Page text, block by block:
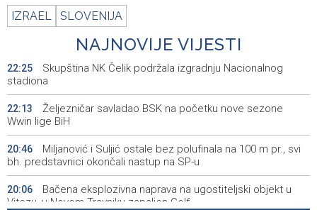
IZRAEL SLOVENIJA
NAJNOVIJE VIJESTI
22:25
Skupština NK Čelik podržala izgradnju Nacionalnog
stadiona
22:13
Željezničar savladao BSK na početku nove sezone
Wwin lige BiH
20:46
Miljanović i Suljić ostale bez polufinala na 100 m pr., svi
bh. predstavnici okončali nastup na SP-u
20:06
Bačena eksplozivna naprava na ugostiteljski objekt u
Vitezu, u Novom Travniku zapaljen Golf